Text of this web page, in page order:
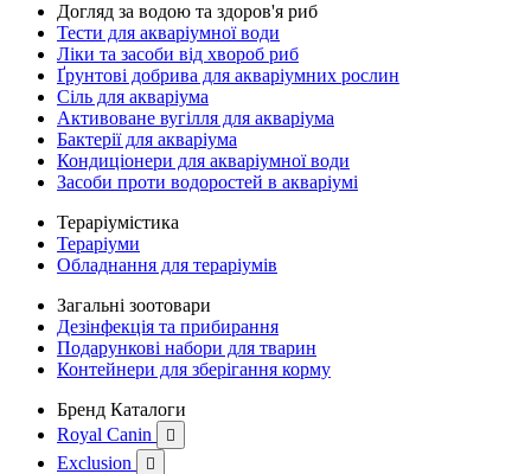
Догляд за водою та здоров'я риб
Тести для акваріумної води
Ліки та засоби від хвороб риб
Ґрунтові добрива для акваріумних рослин
Сіль для акваріума
Активоване вугілля для акваріума
Бактерії для акваріума
Кондиціонери для акваріумної води
Засоби проти водоростей в акваріумі
Тераріумістика
Тераріуми
Обладнання для тераріумів
Загальні зоотовари
Дезінфекція та прибирання
Подарункові набори для тварин
Контейнери для зберігання корму
Бренд Каталоги
Royal Canin

Exclusion 